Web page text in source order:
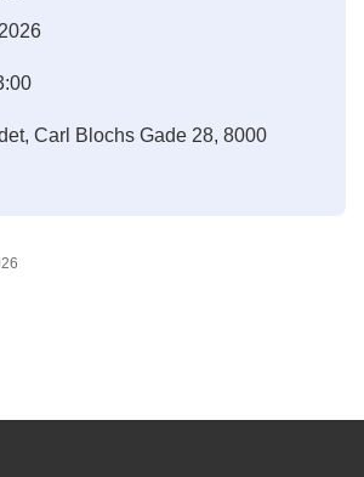
Carl Blochs Gade 28, 8000